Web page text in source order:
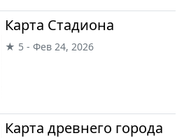
Карта Стадиона
★ 5 - Фев 24, 2026
Карта древнего города